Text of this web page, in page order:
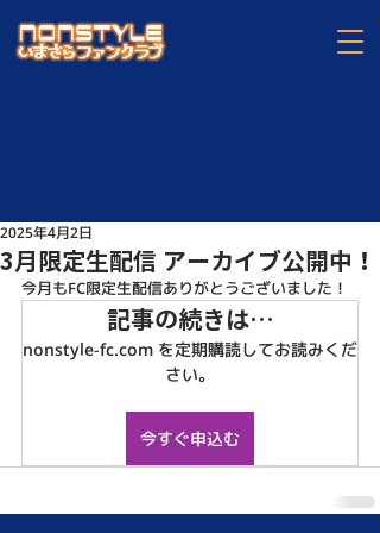
3月限定生配信 アーカイブ公開中！
2025年4月2日
今月もFC限定生配信ありがとうございました！
記事の続きは…
nonstyle-fc.com を定期購読してお読みくだ
さい。
今すぐ申込む